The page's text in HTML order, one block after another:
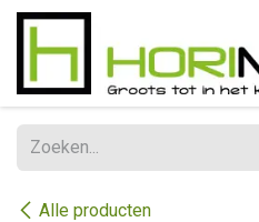
Overslaan naar inhoud
Alle producten